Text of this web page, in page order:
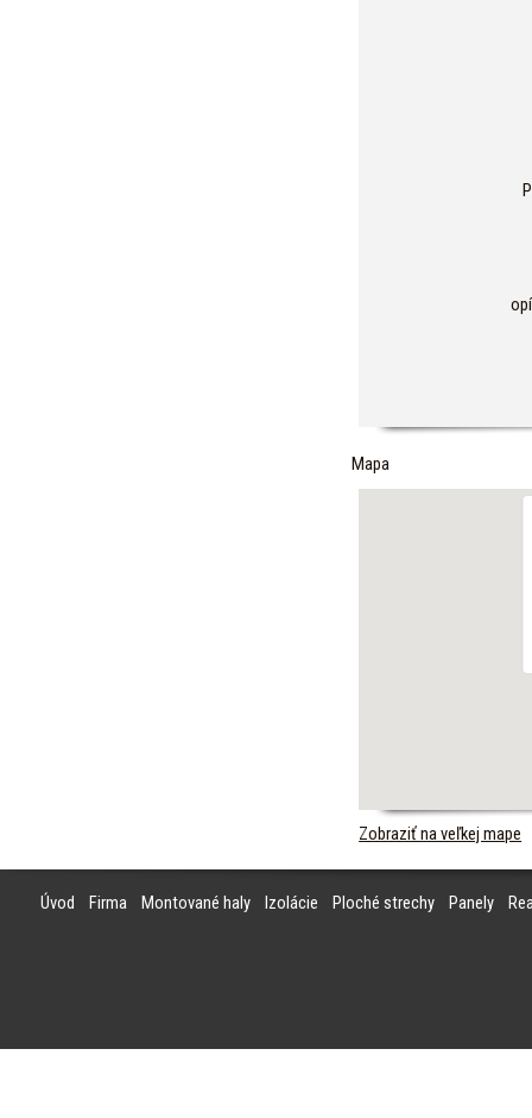
Mapa
Zobraziť na veľkej mape
Úvod Firma Montované haly Izolácie Ploché strechy Panely